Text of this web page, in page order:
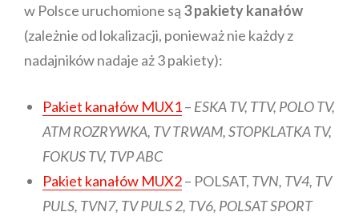
w Polsce uruchomione są 3 pakiety kanałów
(zależnie od lokalizacji, ponieważ nie każdy z
nadajników nadaje aż 3 pakiety):
Pakiet kanałów MUX1– ESKA TV, TTV, POLO TV,
ATM ROZRYWKA, TV TRWAM, STOPKLATKA TV,
FOKUS TV, TVP ABC
Pakiet kanałów MUX2– POLSAT, TVN, TV4, TV
PULS, TVN7, TV PULS 2, TV6, POLSAT SPORT